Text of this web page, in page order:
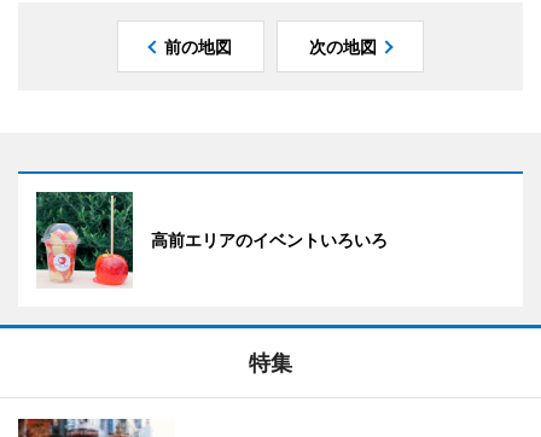
前の地図 次の地図
高前エリアのイベントいろいろ
特集